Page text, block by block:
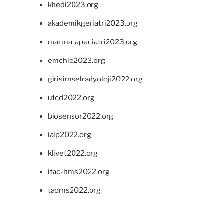
khedi2023.org
akademikgeriatri2023.org
marmarapediatri2023.org
emchie2023.org
girisimselradyoloji2022.org
utcd2022.org
biosensor2022.org
ialp2022.org
klivet2022.org
ifac-hms2022.org
taoms2022.org